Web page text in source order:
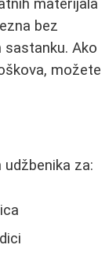
materijala
bez
Ako
možete
za: